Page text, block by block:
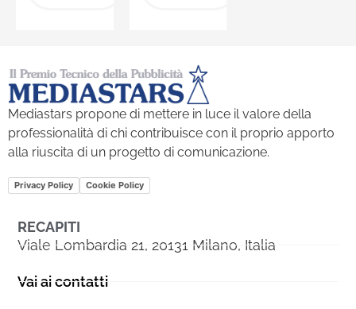
Mediastars propone di mettere in luce il valore della
professionalità di chi contribuisce con il proprio apporto
alla riuscita di un progetto di comunicazione.
Privacy Policy Cookie Policy
RECAPITI
Viale Lombardia 21, 20131 Milano, Italia
Vai ai contatti